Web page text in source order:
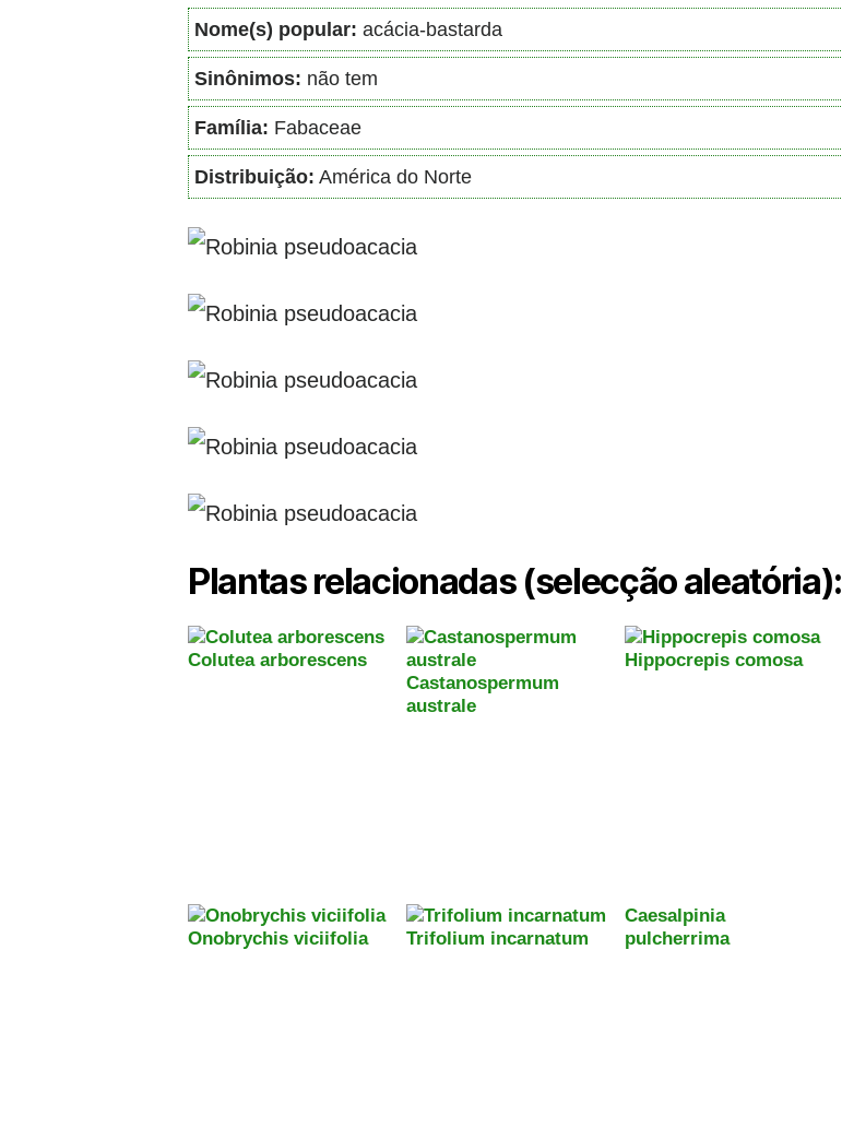
Nome(s) popular: acácia-bastarda
Sinônimos: não tem
Família: Fabaceae
Distribuição: América do Norte
Plantas relacionadas (selecção aleatória):
Colutea arborescens
Castanospermum
australe
Hippocrepis comosa
Onobrychis viciifolia Trifolium incarnatum
Caesalpinia
pulcherrima